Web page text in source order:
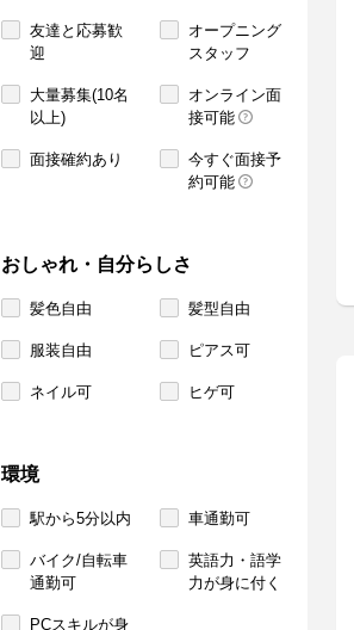
友達と応募歓
迎
オープニング
スタッフ
大量募集(10名
以上)
オンライン面
接可能
面接確約あり
今すぐ面接予
約可能
おしゃれ・自分らしさ
髪色自由 髪型自由
服装自由 ピアス可
ネイル可 ヒゲ可
環境
駅から5分以内 車通勤可
バイク/自転車
通勤可
英語力・語学
力が身に付く
PCスキルが身